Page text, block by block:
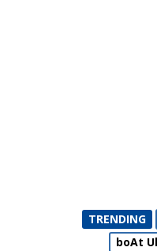
TRENDING
boAt